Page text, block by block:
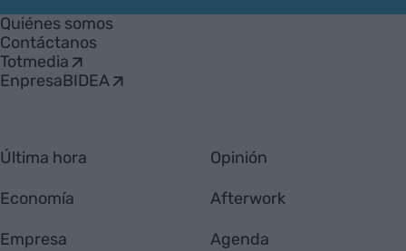
Empresa
Quiénes somos
Contáctanos
Totmedia
EnpresaBIDEA
Última hora
Economía
Empresa
Opinión
Afterwork
Agenda